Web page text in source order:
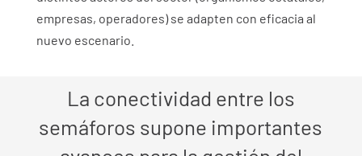
empresas, operadores) se adapten con eficacia al
nuevo escenario.
La conectividad entre los
semáforos supone importantes